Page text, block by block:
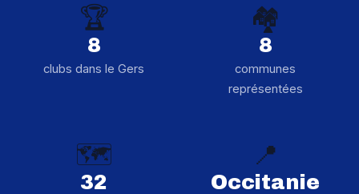
🏆
8
clubs dans le Gers
🏘️
8
communes
représentées
🗺️
32
📍
Occitanie